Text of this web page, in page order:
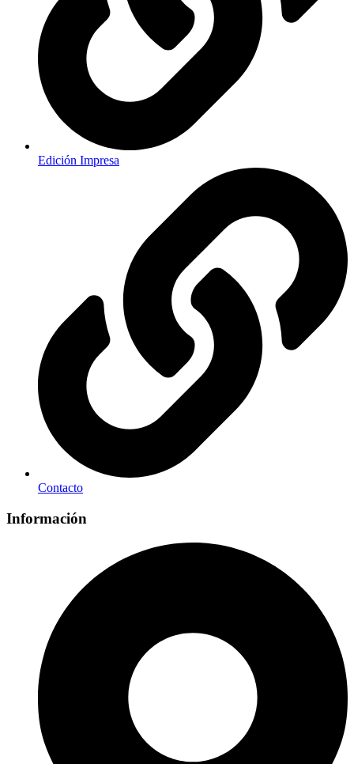
Edición Impresa
Contacto
Información